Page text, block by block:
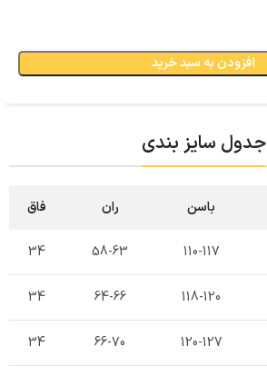
افزودن به سبد خرید
جدول سایز بندی
باسن ران فاق
110-117
58-63
34
118-120
64-66
34
120-127
66-70
34